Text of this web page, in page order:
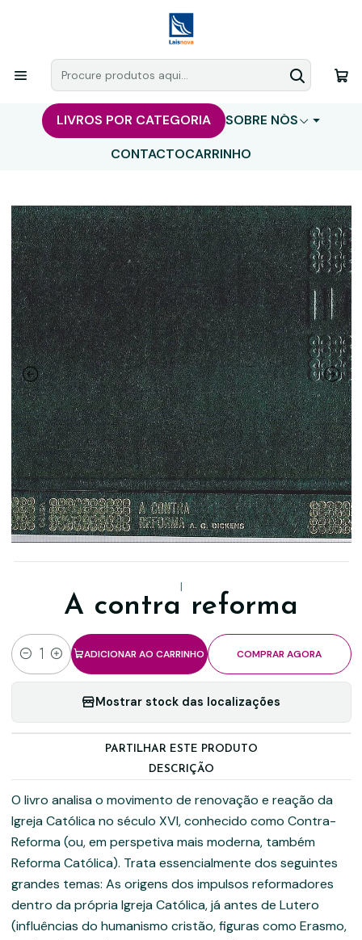
LIVROS POR CATEGORIA
SOBRE NÓS
CONTACTOCARRINHO
|
A contra reforma
Quantidade
ADICIONAR AO CARRINHO COMPRAR AGORA
Mostrar stock das localizações
PARTILHAR ESTE PRODUTO
DESCRIÇÃO
O livro analisa o movimento de renovação e reação da
Igreja Católica no século XVI, conhecido como Contra-
Reforma (ou, em perspetiva mais moderna, também
Reforma Católica). Trata essencialmente dos seguintes
grandes temas: As origens dos impulsos reformadores
dentro da própria Igreja Católica, já antes de Lutero
(influências do humanismo cristão, figuras como Erasmo,